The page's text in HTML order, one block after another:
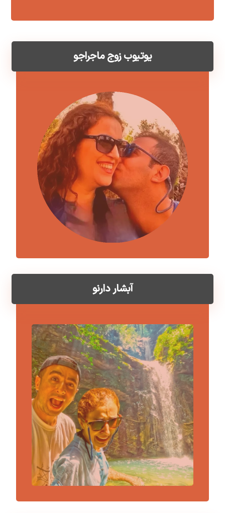
یوتیوب زوج ماجراجو
آبشار دارنو